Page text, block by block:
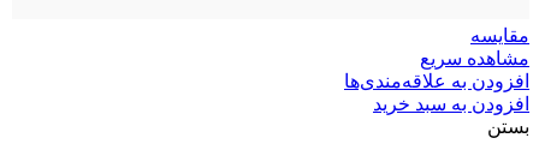
مقایسه
مشاهده سریع
افزودن به علاقه‌مندی‌ها
افزودن به سبد خرید
بستن